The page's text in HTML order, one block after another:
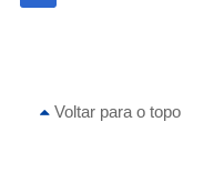
Voltar para o topo